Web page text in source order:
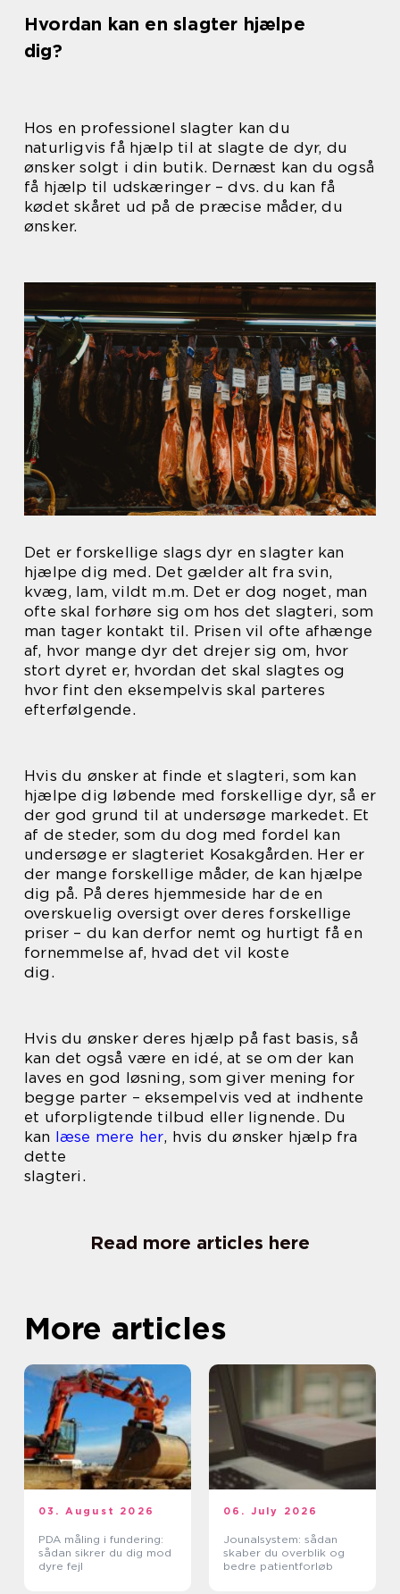
Hvordan kan en slagter hjælpe
dig?
Hos en professionel slagter kan du
naturligvis få hjælp til at slagte de dyr, du
ønsker solgt i din butik. Dernæst kan du også
få hjælp til udskæringer – dvs. du kan få
kødet skåret ud på de præcise måder, du
ønsker.
Det er forskellige slags dyr en slagter kan
hjælpe dig med. Det gælder alt fra svin,
kvæg, lam, vildt m.m. Det er dog noget, man
ofte skal forhøre sig om hos det slagteri, som
man tager kontakt til. Prisen vil ofte afhænge
af, hvor mange dyr det drejer sig om, hvor
stort dyret er, hvordan det skal slagtes og
hvor fint den eksempelvis skal parteres
efterfølgende.
Hvis du ønsker at finde et slagteri, som kan
hjælpe dig løbende med forskellige dyr, så er
der god grund til at undersøge markedet. Et
af de steder, som du dog med fordel kan
undersøge er slagteriet Kosakgården. Her er
der mange forskellige måder, de kan hjælpe
dig på. På deres hjemmeside har de en
overskuelig oversigt over deres forskellige
priser – du kan derfor nemt og hurtigt få en
fornemmelse af, hvad det vil koste
dig.
Hvis du ønsker deres hjælp på fast basis, så
kan det også være en idé, at se om der kan
laves en god løsning, som giver mening for
begge parter – eksempelvis ved at indhente
et uforpligtende tilbud eller lignende. Du
kan læse mere her, hvis du ønsker hjælp fra
dette
slagteri.
Read more articles here
More articles
03. August 2026
PDA måling i fundering:
sådan sikrer du dig mod
dyre fejl
06. July 2026
Jounalsystem: sådan
skaber du overblik og
bedre patientforløb